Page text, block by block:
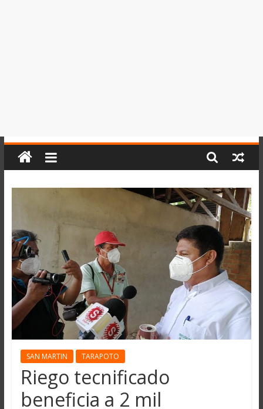
SAN MARTIN TARAPOTO
Riego tecnificado
beneficia a 2 mil